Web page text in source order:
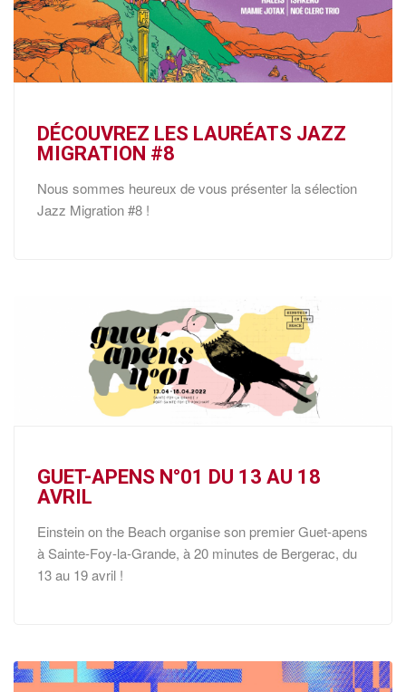
DÉCOUVREZ LES LAURÉATS JAZZ
MIGRATION #8
Nous sommes heureux de vous présenter la sélection
Jazz Migration #8 !
GUET-APENS N°01 DU 13 AU 18
AVRIL
Einstein on the Beach organise son premier Guet-apens
à Sainte-Foy-la-Grande, à 20 minutes de Bergerac, du
13 au 19 avril !